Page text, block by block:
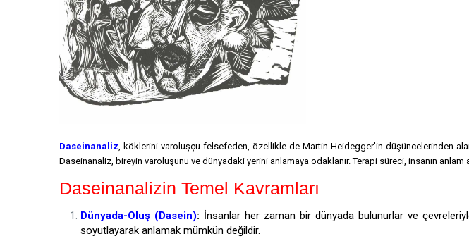
Daseinanaliz, köklerini varoluşçu felsefeden, özellikle de Martin Heidegger'in düşüncelerinden
Daseinanaliz, bireyin varoluşunu ve dünyadaki yerini anlamaya odaklanır. Terapi süreci, insanın
Daseinanalizin Temel Kavramları
Dünyada-Oluş (Dasein): İnsanlar her zaman bir dünyada bulunurlar ve
soyutlayarak anlamak mümkün değildir.